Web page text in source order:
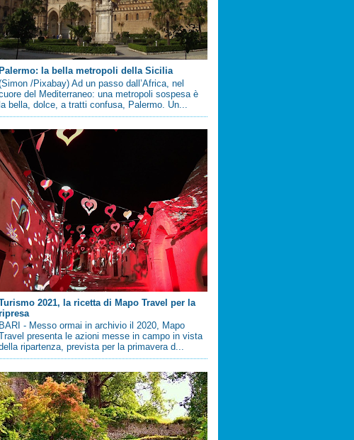
Palermo: la bella metropoli della Sicilia
/Pixabay) Ad un passo dall’Africa, nel
del Mediterraneo: una metropoli sospesa è
bella, dolce, a tratti confusa, Palermo. Un...
2021, la ricetta di Mapo Travel per la
BARI - Messo ormai in archivio il 2020, Mapo
presenta le azioni messe in campo in vista
ripartenza, prevista per la primavera d...